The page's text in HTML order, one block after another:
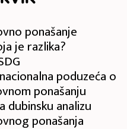
ponašanje
je razlika?
poduzeća o
ponašanju
dubinsku analizu
ponašanja